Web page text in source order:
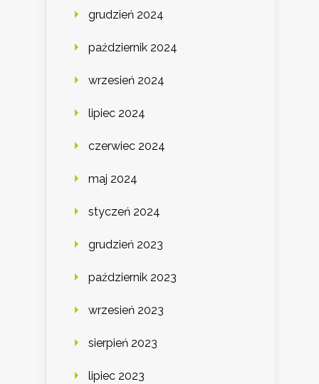
grudzień 2024
październik 2024
wrzesień 2024
lipiec 2024
czerwiec 2024
maj 2024
styczeń 2024
grudzień 2023
październik 2023
wrzesień 2023
sierpień 2023
lipiec 2023